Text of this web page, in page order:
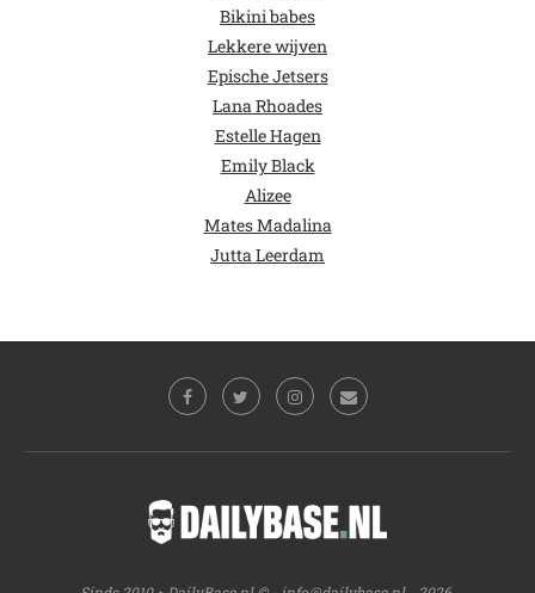
Bikini babes
Lekkere wijven
Epische Jetsers
Lana Rhoades
Estelle Hagen
Emily Black
Alizee
Mates Madalina
Jutta Leerdam